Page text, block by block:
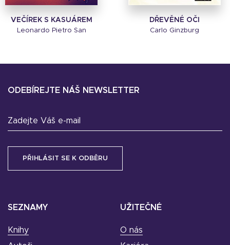
VEČÍREK S KASUÁREM
Leonardo Pietro San
DŘEVĚNÉ OČI
Carlo Ginzburg
SEZNAMY
Knihy
UŽITEČNÉ
O nás
ODEBÍREJTE NÁŠ NEWSLETTER
Zadejte Váš e-mail